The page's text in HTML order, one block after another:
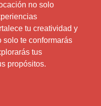
no solo
tu creatividad y
solo te conformarás
tus
propósitos.